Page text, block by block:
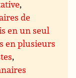
,
de
en un seul
en plusieurs
,